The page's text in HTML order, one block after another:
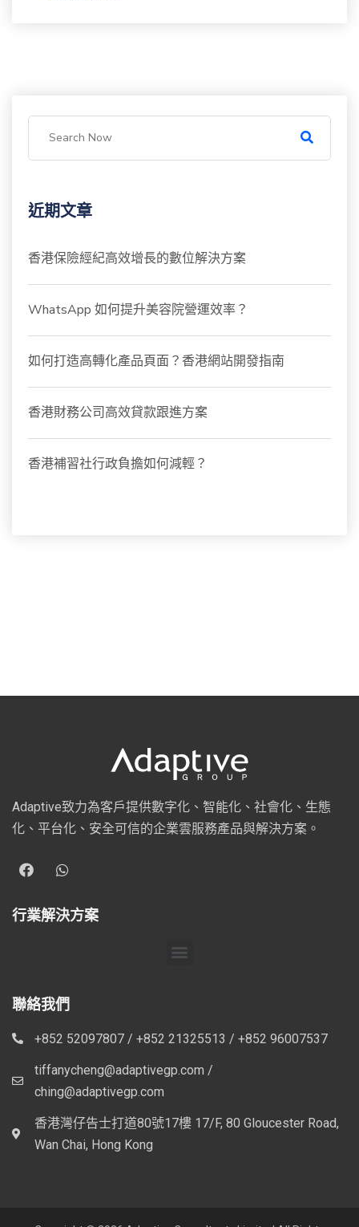
近期文章
香港保險經紀高效增長的數位解決方案
WhatsApp 如何提升美容院營運效率？
如何打造高轉化產品頁面？香港網站開發指南
香港財務公司高效貸款跟進方案
香港補習社行政負擔如何減輕？
Adaptive致力為客戶提供數字化、智能化、社會化、生態
化、平台化、安全可信的企業雲服務產品與解決方案。
行業解決方案
聯絡我們
+852 52097807 / +852 21325513 / +852 96007537
tiffanycheng@adaptivegp.com /
ching@adaptivegp.com
香港灣仔告士打道80號17樓 17/F, 80 Gloucester Road,
Wan Chai, Hong Kong